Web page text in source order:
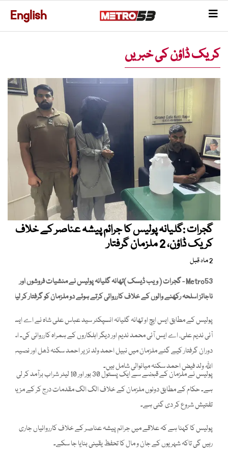
English
کریک ڈاؤن کی خبریں
گجرات :گلیانہ پولیس کا جرائم پیشہ عناصر کے خلاف
کریک ڈاؤن، 2 ملزمان گرفتار
2 ماہ قبل
Metro53 - گجرات ( ویب ڈیسک )تھانہ گلیانہ پولیس نے منشیات فروشوں اور
ناجائز اسلحہ رکھنے والوں کے خلاف کارروائی کرتے ہوئے دو ملزمان کو گرفتار کر لیا۔
پولیس کے مطابق ایس ایچ او تھانہ گلیانہ انسپکٹر سید عباس علی شاہ نے اے ایس
آئی ندیم علی، اے ایس آئی محمد ندیم اور دیگر اہلکاروں کے ہمراہ کارروائی کی۔ اس
دوران گرفتار کیے گئے ملزمان میں نبیل احمد ولد نزیر احمد سکنہ ڈھل اور نصیب
اللّٰہ ولد فیض احمد سکنہ میانوالی شامل ہیں۔
پولیس نے ملزمان کے قبضے سے ایک پستول 30 بور اور 10 لیٹر شراب برآمد کر لی
ہے۔ حکام کے مطابق دونوں ملزمان کے خلاف الگ الگ مقدمات درج کر کے مزید
تفتیش شروع کر دی گئی ہے۔
پولیس کا کہنا ہے کہ علاقے میں جرائم پیشہ عناصر کے خلاف کارروائیاں جاری
رہیں گی تاکہ شہریوں کے جان و مال کا تحفظ یقینی بنایا جا سکے۔